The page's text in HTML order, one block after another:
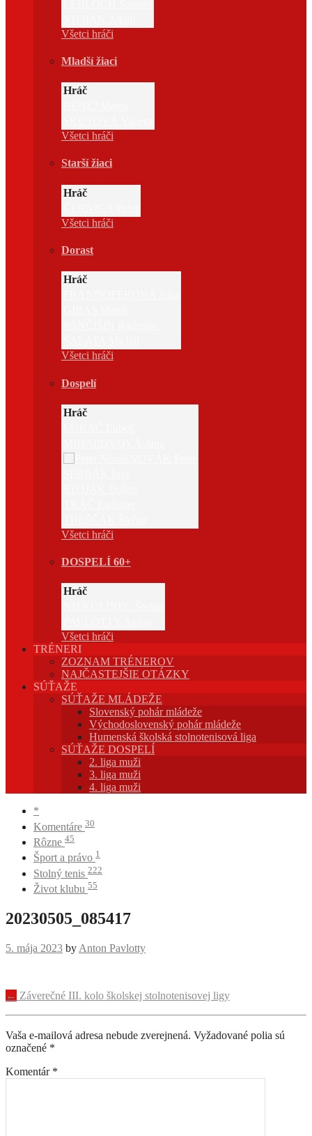
Všetci hráči
Mladší žiaci
Hráč
Všetci hráči
Starší žiaci
Hráč
Všetci hráči
Dorast
Hráč
Všetci hráči
Dospelí
Hráč
Všetci hráči
DOSPELÍ 60+
Hráč
Všetci hráči
TRÉNERI
ZOZNAM TRÉNEROV
NAJČASTEJŠIE OTÁZKY
SÚŤAŽE
SÚŤAŽE MLÁDEŽE
Slovenský pohár mládeže
Východoslovenský pohár mládeže
Humenská školská stolnotenisová liga
SÚŤAŽE DOSPELÍ
2. liga muži
3. liga muži
4. liga muži
*
Komentáre 30
Rôzne 45
Šport a právo 1
Stolný tenis 222
Život klubu 55
20230505_085417
5. mája 2023 by Anton Pavlotty
Navigácia
príspevku
← Záverečné III. kolo školskej stolnotenisovej ligy
Vaša e-mailová adresa nebude zverejnená. Vyžadované polia sú
označené *
Komentár *